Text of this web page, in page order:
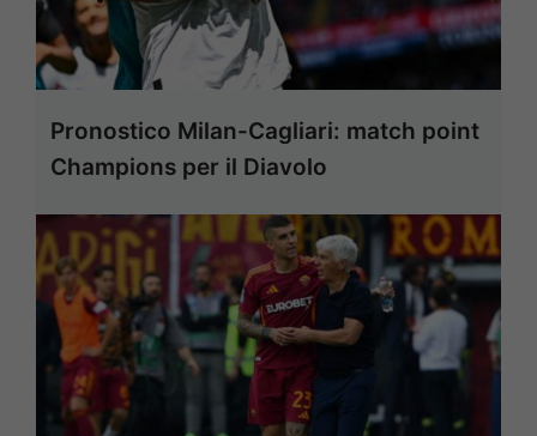
Pronostico Milan-Cagliari: match point
Champions per il Diavolo